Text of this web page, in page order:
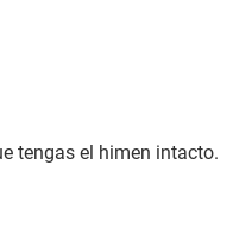
tengas el himen intacto.